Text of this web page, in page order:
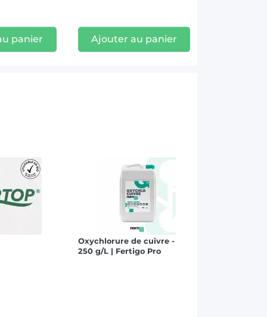
panier Ajouter au panier
Oxychlorure de cuivre -
250 g/L | Fertigo Pro